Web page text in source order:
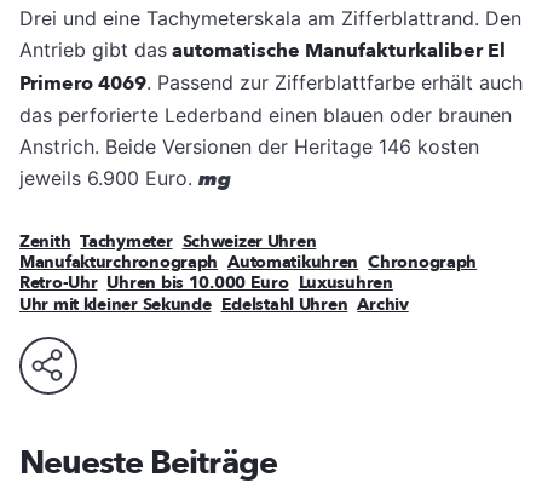
Drei und eine Tachymeterskala am Zifferblattrand. Den
Antrieb gibt das automatische Manufakturkaliber El
Primero 4069. Passend zur Zifferblattfarbe erhält auch
das perforierte Lederband einen blauen oder braunen
Anstrich. Beide Versionen der Heritage 146 kosten
jeweils 6.900 Euro. mg
Zenith Tachymeter Schweizer Uhren
Manufakturchronograph Automatikuhren Chronograph
Retro-Uhr Uhren bis 10.000 Euro Luxusuhren
Uhr mit kleiner Sekunde Edelstahl Uhren Archiv
Neueste Beiträge